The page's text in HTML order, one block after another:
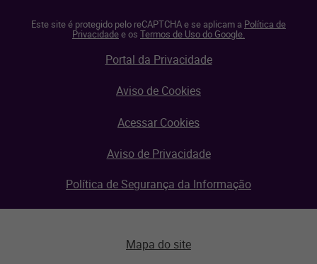
Este site é protegido pelo reCAPTCHA e se aplicam a Política de
Privacidadee os Termos de Uso do Google.
Portal da Privacidade
Aviso de Cookies
Acessar Cookies
Aviso de Privacidade
Política de Segurança da Informação
Mapa do site